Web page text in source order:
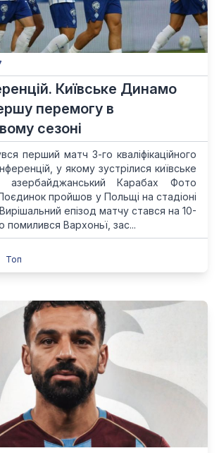
Київське Динамо
перемогу в
сезоні
перший матч 3-го кваліфікаційного
у якому зустрілися київське
Карабах Фото
пройшов у Польщі на стадіоні
епізод матчу стався на 10-
помилився Вархоньї, зас...
Топ